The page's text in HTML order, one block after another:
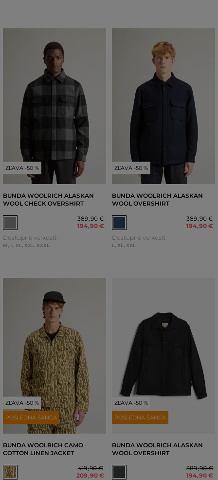
ZĽAVA -50 %
BUNDA WOOLRICH ALASKAN
WOOL CHECK OVERSHIRT
389,90 €
194,90 €
Dostupné veľkosti:
M, L, XL, XXL, XXXL
ZĽAVA -50 %
BUNDA WOOLRICH ALASKAN
WOOL OVERSHIRT
389,90 €
194,90 €
Dostupné veľkosti:
L, XL, XXL
ZĽAVA -50 %
POSLEDNÁ ŠANCA
BUNDA WOOLRICH CAMO
COTTON LINEN JACKET
419,90 €
209,90 €
ZĽAVA -50 %
POSLEDNÁ ŠANCA
BUNDA WOOLRICH ALASKAN
WOOL OVERSHIRT
389,90 €
194,90 €